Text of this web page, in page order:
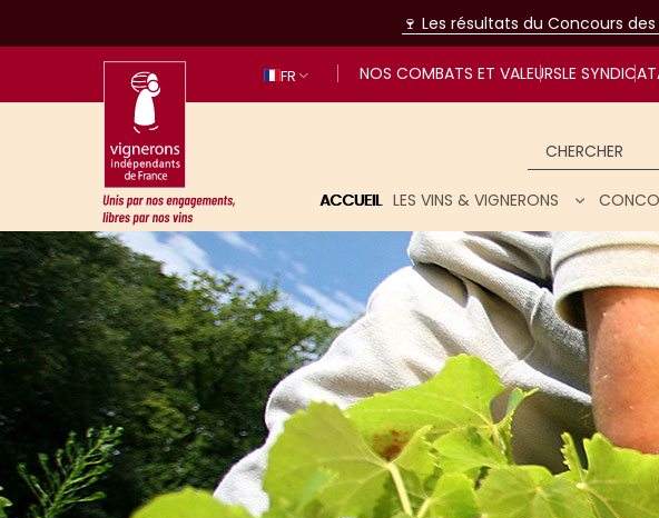
🍷 Les résultats du Concours
FR NOS COMBATS ET VALEURSLE SYNDICAT
Unis par nos engagements, libres par nos vins
ACCUEIL LES VINS & VIGNERONS